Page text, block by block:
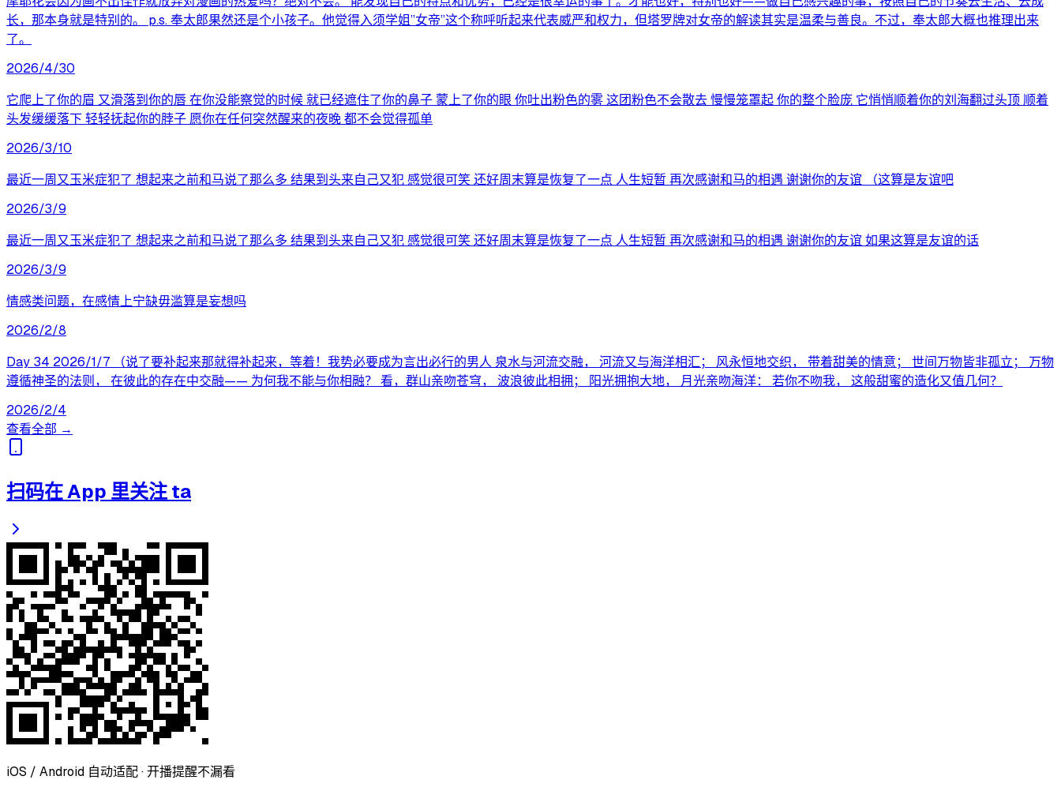
长，那本身就是特别的。 p.s. 奉太郎果然还是个小孩子。他觉得入须学姐”女帝”这个称呼听起来代表威严和权力，但塔罗牌对女帝的解读其实是温柔与善良。不过，奉太郎大概也推理出来
了。
2026/4/30
它爬上了你的眉 又滑落到你的唇 在你没能察觉的时候 就已经遮住了你的鼻子 蒙上了你的眼 你吐出粉色的雾 这团粉色不会散去 慢慢笼罩起 你的整个脸庞 它悄悄顺着你的刘海翻过头顶 顺着
头发缓缓落下 轻轻抚起你的脖子 愿你在任何突然醒来的夜晚 都不会觉得孤单
2026/3/10
最近一周又玉米症犯了 想起来之前和马说了那么多 结果到头来自己又犯 感觉很可笑 还好周末算是恢复了一点 人生短暂 再次感谢和马的相遇 谢谢你的友谊 （这算是友谊吧
2026/3/9
最近一周又玉米症犯了 想起来之前和马说了那么多 结果到头来自己又犯 感觉很可笑 还好周末算是恢复了一点 人生短暂 再次感谢和马的相遇 谢谢你的友谊 如果这算是友谊的话
2026/3/9
情感类问题，在感情上宁缺毋滥算是妄想吗
2026/2/8
Day 34 2026/1/7 （说了要补起来那就得补起来，等着！我势必要成为言出必行的男人 泉水与河流交融， 河流又与海洋相汇； 风永恒地交织， 带着甜美的情意； 世间万物皆非孤立； 万物
遵循神圣的法则， 在彼此的存在中交融—— 为何我不能与你相融？ 看，群山亲吻苍穹， 波浪彼此相拥； 阳光拥抱大地， 月光亲吻海洋： 若你不吻我， 这般甜蜜的造化又值几何？
2026/2/4
查看全部 →
扫码在 App 里关注 ta
iOS / Android 自动适配 · 开播提醒不漏看